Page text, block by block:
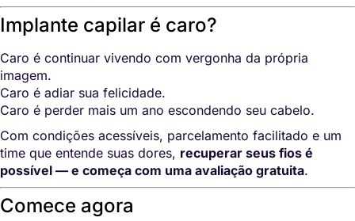
Implante capilar é caro?
Caro é continuar vivendo com vergonha da própria
imagem.
Caro é adiar sua felicidade.
Caro é perder mais um ano escondendo seu cabelo.
Com condições acessíveis, parcelamento facilitado e um
time que entende suas dores, recuperar seus fios é
possível — e começa com uma avaliação gratuita.
Comece agora